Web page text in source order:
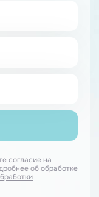
согласие на
об обработке